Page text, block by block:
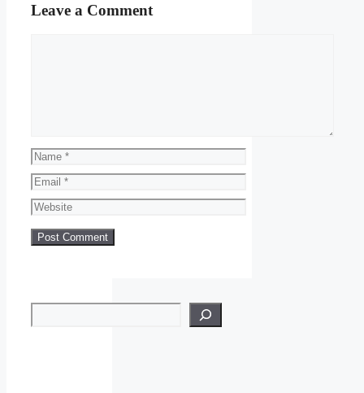
Leave a Comment
Name
Email
Website
Search